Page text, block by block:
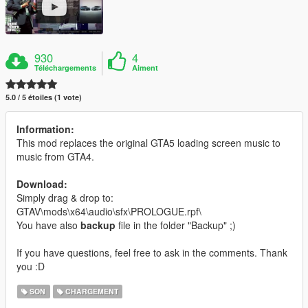
930
Téléchargements
4
Aiment
5.0 / 5 étoiles (1 vote)
Information:
This mod replaces the original GTA5 loading screen music to
music from GTA4.
Download:
Simply drag & drop to:
GTAV\mods\x64\audio\sfx\PROLOGUE.rpf\
You have also backup file in the folder "Backup" ;)
If you have questions, feel free to ask in the comments. Thank
you :D
SON CHARGEMENT